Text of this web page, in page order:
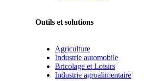
Outils et solutions
Agriculture
Industrie automobile
Bricolage et Loisirs
Industrie agroalimentaire